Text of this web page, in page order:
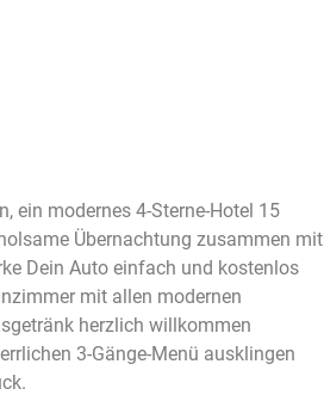
ein modernes 4-Sterne-Hotel 15
Übernachtung zusammen mit
Dein Auto einfach und kostenlos
mit allen modernen
herzlich willkommen
3-Gänge-Menü ausklingen